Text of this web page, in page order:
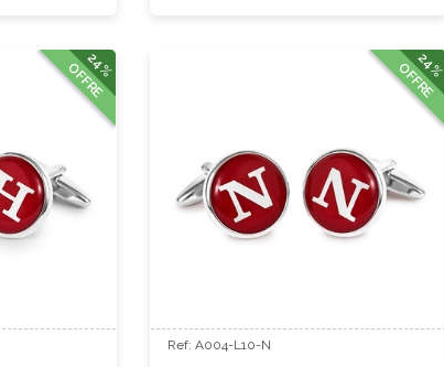
24%
OFFRE 24%
OFFRE
Ref: A004-L10-N